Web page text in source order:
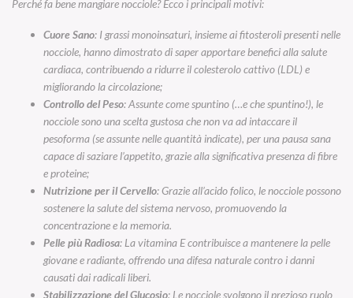
Perché fa bene mangiare nocciole? Ecco i principali motivi:
Cuore Sano: I grassi monoinsaturi, insieme ai fitosterolipresenti nelle
nocciole, hanno dimostrato di saper apportare benefici alla salute
cardiaca, contribuendo a ridurre il colesterolo cattivo (LDL) e
migliorando la circolazione;
Controllo del Peso: Assunte come spuntino (…e che spuntino!), le
nocciole sono una scelta gustosa che non va ad intaccare il
pesoforma (se assunte nelle quantità indicate), per una pausa sana
capace di saziare l’appetito, grazie alla significativa presenza di fibre
e proteine;
Nutrizione per il Cervello: Grazie all’acido folico, le nocciole possono
sostenere la salute del sistema nervoso, promuovendo la
concentrazione e la memoria.
Pelle più Radiosa: La vitamina E contribuisce a mantenere la pelle
giovane e radiante, offrendo una difesa naturale contro i danni
causati dai radicali liberi.
Stabilizzazione del Glucosio: Le nocciole svolgono il prezioso ruolo